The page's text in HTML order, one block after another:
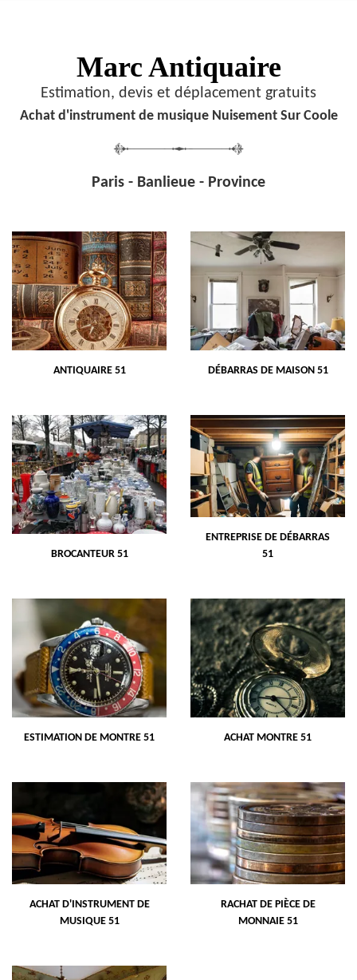
Marc Antiquaire
Estimation, devis et déplacement gratuits
Achat d'instrument de musique Nuisement Sur Coole
Paris - Banlieue - Province
ANTIQUAIRE 51 DÉBARRAS DE MAISON 51
BROCANTEUR 51
ENTREPRISE DE DÉBARRAS
51
ESTIMATION DE MONTRE 51 ACHAT MONTRE 51
ACHAT D'INSTRUMENT DE
MUSIQUE 51
RACHAT DE PIÈCE DE
MONNAIE 51